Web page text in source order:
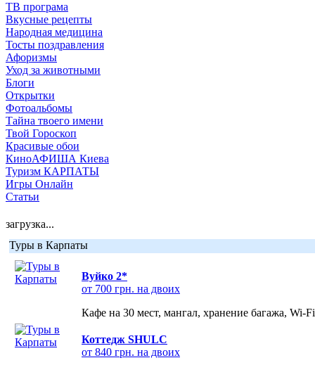
ТВ програма
Вкусные рецепты
Народная медицина
Тосты поздравления
Афоризмы
Уход за животными
Блоги
Открытки
Фотоальбомы
Тайна твоего имени
Твой Гороскоп
Красивые обои
КиноАФИША Киева
Туризм КАРПАТЫ
Игры Онлайн
Статьи
загрузка...
Туры в Карпаты
Вуйко 2*
от 700 грн. на двоих
Кафе на 30 мест, мангал, хранение багажа, Wi-
Коттедж SHULC
от 840 грн. на двоих